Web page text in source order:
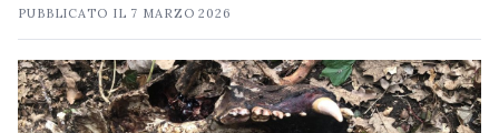
PUBBLICATO IL 7 MARZO 2026